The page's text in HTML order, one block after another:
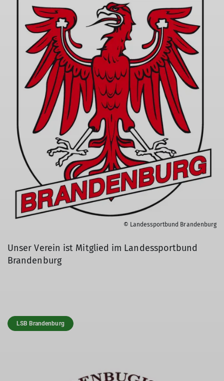
© Landessportbund Brandenburg
Unser Verein ist Mitglied im Landessportbund
Brandenburg
LSB Brandenburg